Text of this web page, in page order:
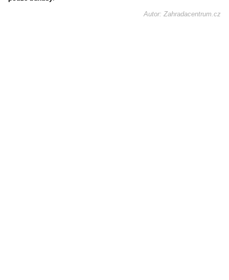
Autor: Zahradacentrum.cz